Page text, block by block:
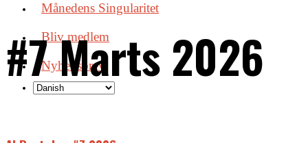
Månedens Singularitet
Bliv medlem
Nyhedsbrev
#7 Marts 2026